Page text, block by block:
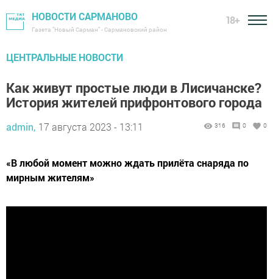
НОВОСТИ САРМАНОВО
Газета "Новый Сарман" - Сармановский район
18+
ЦЕНТРАЛЬНЫЕ НОВОСТИ
Как живут простые люди в Лисичанске?
История жителей прифронтового города
admin, 17 августа 2023 - 13:11 316 0 0
«В любой момент можно ждать прилёта снаряда по
мирным жителям»